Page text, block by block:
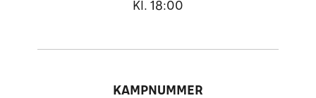
Kl. 18:00
KAMPNUMMER